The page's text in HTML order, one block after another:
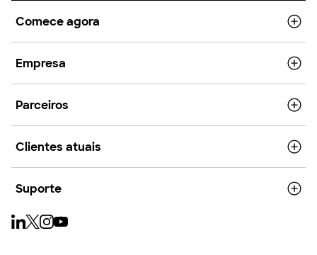
Comece agora
Empresa
Parceiros
Clientes atuais
Suporte